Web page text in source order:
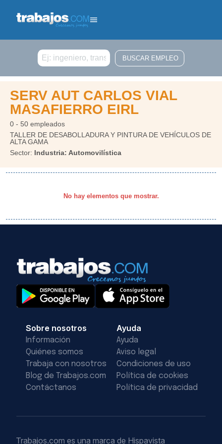
Buscar
SERV AUT CARLOS VIAL
MASAFIERRO EIRL
0 - 50 empleados
TALLER DE DESABOLLADURA Y PINTURA DE VEHÍCULOS DE
ALTA GAMA
Sector: Industria: Automovilística
No hay elementos que mostrar.
Sobre nosotros
Información
Quiénes somos
Trabaja con nosotros
Blog de Trabajos.com
Contáctanos
Ayuda
Ayuda
Aviso legal
Condiciones de uso
Política de cookies
Política de privacidad
Trabajos.com es una marca de Hispavista